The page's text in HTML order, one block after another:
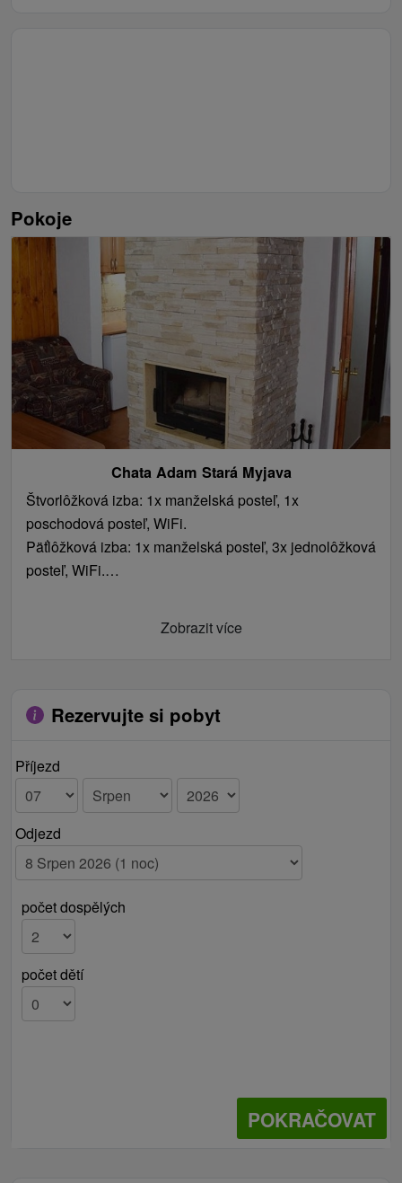
Pokoje
Chata Adam Stará Myjava
Štvorlôžková izba: 1x manželská posteľ, 1x
poschodová posteľ, WiFi.
Päťlôžková izba: 1x manželská posteľ, 3x jednolôžková
posteľ, WiFi.
Zobrazit více
Rezervujte si pobyt
Příjezd
Odjezd
počet dospělých
počet dětí
POKRAČOVAT